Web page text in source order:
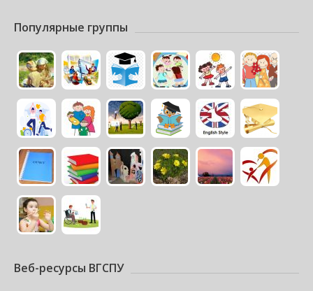
Популярные группы
Веб-ресурсы ВГСПУ